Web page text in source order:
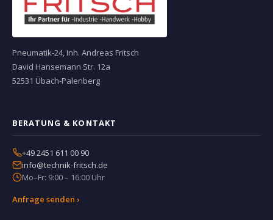
Pneumatik-24, Inh. Andreas Fritsch
David Hansemann Str. 12a
52531 Übach-Palenberg
BERATUNG & KONTAKT
+49 2451 611 00 90
info@technik-fritsch.de
Mo–Fr: 9:00 – 16:00 Uhr
Anfrage senden ›